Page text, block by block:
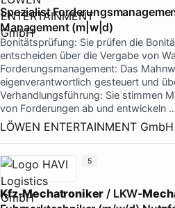
Spezialist
Management (m|w|d)
Bonitätsprüfung: Sie prüfen die
entscheiden über die Vergabe von
Forderungsmanagement: Das
eigenverantwortlich gesteuert und
Verhandlungsführung: Sie stimmen
von Forderungen ab und entwickeln
LÖWEN ENTERTAINMENT GmbH
Kfz-Mechatroniker / LKW-
5